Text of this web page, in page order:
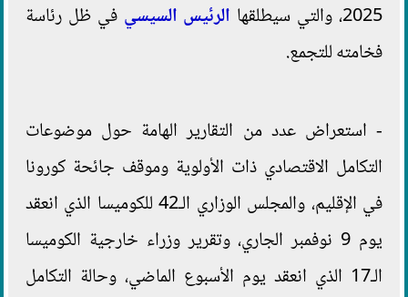
2025، والتي سيطلقها
الرئيس السيسي في ظل رئاسة
فخامته للتجمع.
- استعراض عدد من التقارير الهامة حول موضوعات
التكامل الاقتصادي ذات الأولوية وموقف جائحة كورونا
في الإقليم، والمجلس الوزاري الـ42 للكوميسا الذي انعقد
يوم 9 نوفمبر الجاري، وتقرير وزراء خارجية الكوميسا
الـ17 الذي انعقد يوم الأسبوع الماضي، وحالة التكامل